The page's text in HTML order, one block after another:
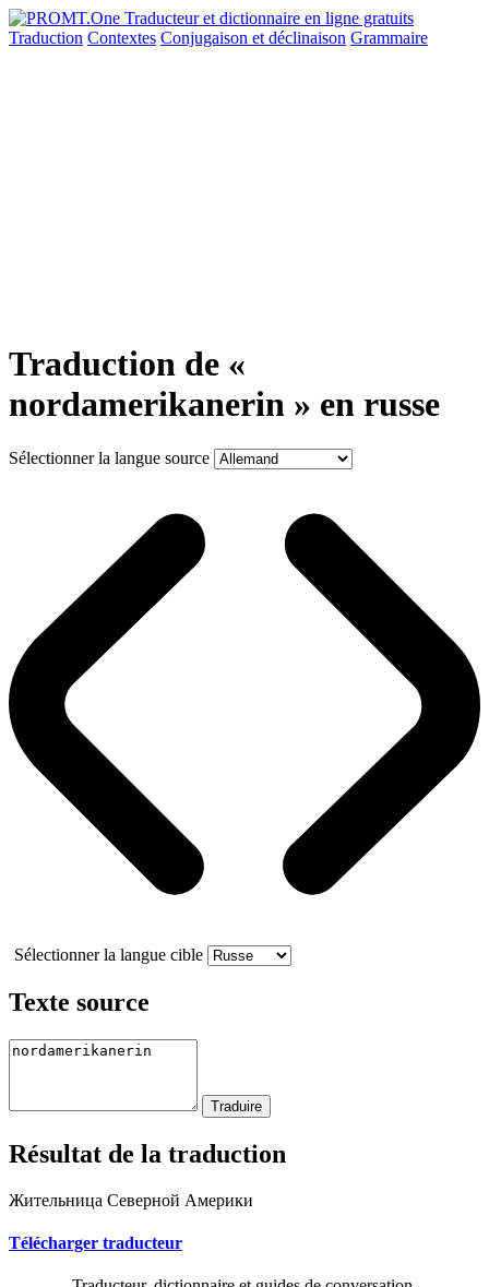
Traduction Contextes Conjugaison et déclinaison Grammaire
Traduction de «
nordamerikanerin » en russe
Sélectionner la langue source
Sélectionner la langue cible
Texte source
Résultat de la traduction
Жительница Северной Америки
Télécharger traducteur